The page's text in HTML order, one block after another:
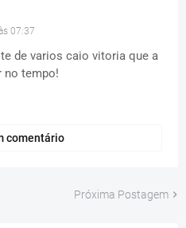
07:37
de varios caio vitoria que a
no tempo!
comentário
Próxima Postagem